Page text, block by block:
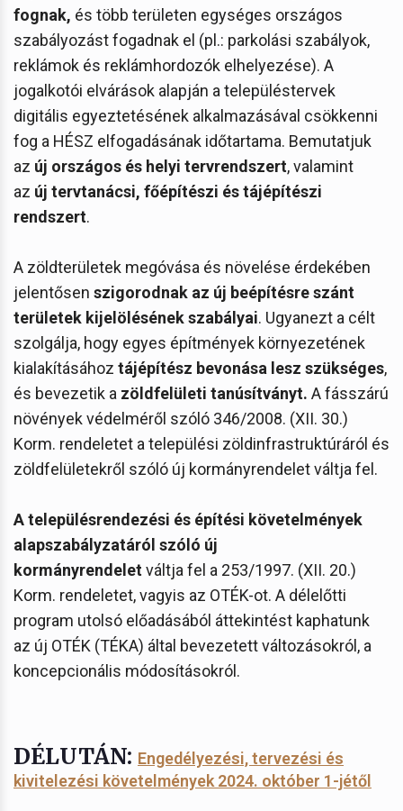
fognak, és több területen egységes országos
szabályozást fogadnak el (pl.: parkolási szabályok,
reklámok és reklámhordozók elhelyezése). A
jogalkotói elvárások alapján a településtervek
digitális egyeztetésének alkalmazásával csökkenni
fog a HÉSZ elfogadásának időtartama. Bemutatjuk
az új országos és helyi tervrendszert, valamint
az új tervtanácsi, főépítészi és tájépítészi
rendszert.
A zöldterületek megóvása és növelése érdekében
jelentősen szigorodnak az új beépítésre szánt
területek kijelölésének szabályai. Ugyanezt a célt
szolgálja, hogy egyes építmények környezetének
kialakításához tájépítész bevonása lesz szükséges,
és bevezetik a zöldfelületi tanúsítványt. A fásszárú
növények védelméről szóló 346/2008. (XII. 30.)
Korm. rendeletet a települési zöldinfrastruktúráról és
zöldfelületekről szóló új kormányrendelet váltja fel.
A településrendezési és építési követelmények
alapszabályzatáról szóló új
kormányrendeletváltja fel a 253/1997. (XII. 20.)
Korm. rendeletet, vagyis az OTÉK-ot. A délelőtti
program utolsó előadásából áttekintést kaphatunk
az új OTÉK (TÉKA) által bevezetett változásokról, a
koncepcionális módosításokról.
DÉLUTÁN: Engedélyezési, tervezési és
kivitelezési követelmények 2024. október 1-jétől